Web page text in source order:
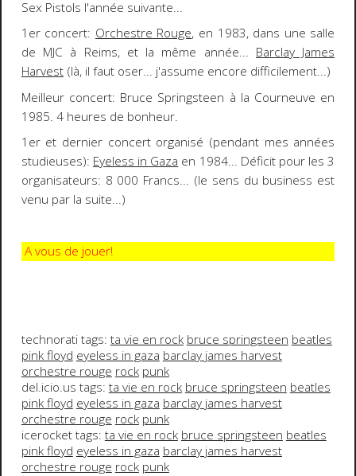
Sex Pistols l'année suivante...
1er concert: Orchestre Rouge, en 1983, dans une salle
de MJC à Reims, et la même année... Barclay James
Harvest(là, il faut oser... j'assume encore difficilement...)
Meilleur concert: Bruce Springsteen à la Courneuve en
1985. 4 heures de bonheur.
1er et dernier concert organisé (pendant mes années
studieuses): Eyeless in Gaza en 1984... Déficit pour les 3
organisateurs: 8 000 Francs... (le sens du business est
venu par la suite...)
A vous de jouer!
technorati tags: ta vie en rock bruce springsteen beatles
pink floyd eyeless in gaza barclay james harvest
orchestre rouge rock punk
del.icio.us tags: ta vie en rock bruce springsteen beatles
pink floyd eyeless in gaza barclay james harvest
orchestre rouge rock punk
icerocket tags: ta vie en rock bruce springsteen beatles
pink floyd eyeless in gaza barclay james harvest
orchestre rouge rock punk